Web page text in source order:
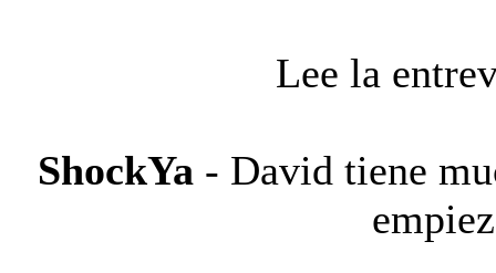
Lee la
ShockYa- David tiene